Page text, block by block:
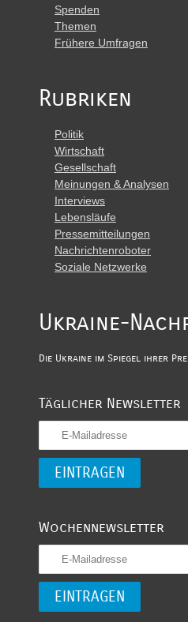
Spenden
Themen
Frühere Umfragen
Rubriken
Politik
Wirtschaft
Gesellschaft
Meinungen & Analysen
Interviews
Lebensläufe
Pressemitteilungen
Nachrichtenroboter
Soziale Netzwerke
Ukraine-
Die Ukraine im Spiegel ihrer
Täglicher Newsletter
Wochennewsletter